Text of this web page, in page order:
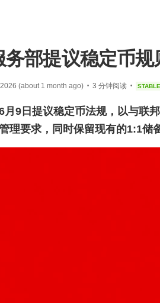
部提议稳定币
(about 1 month ago) • 3 分钟阅读 •
月9日提议稳定币法规，以与联
理要求，同时保留现有的1:1储